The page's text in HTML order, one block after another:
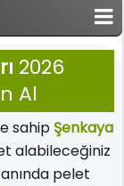
2026
Al
sahip Şenkaya
alabileceğiniz
pelet